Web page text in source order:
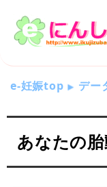
e-妊娠top デー
あなたの